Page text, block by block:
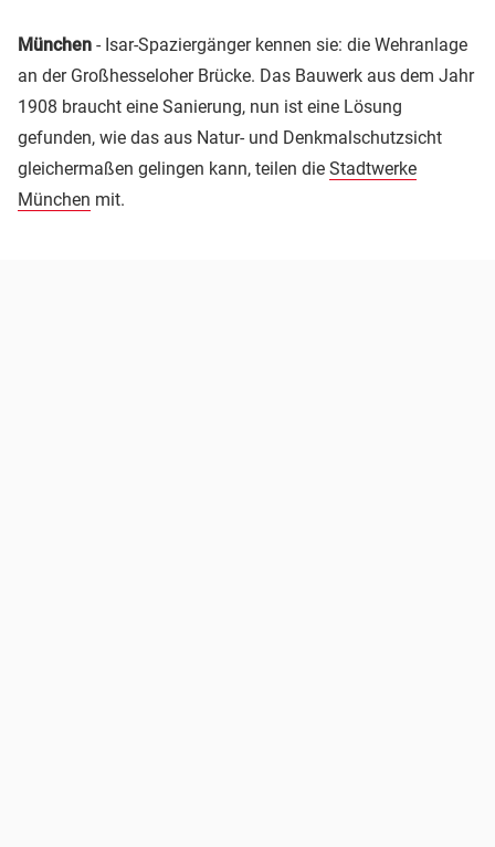
München - Isar-Spaziergänger kennen sie: die Wehranlage
an der Großhesseloher Brücke. Das Bauwerk aus dem Jahr
1908 braucht eine Sanierung, nun ist eine Lösung
gefunden, wie das aus Natur- und Denkmalschutzsicht
gleichermaßen gelingen kann, teilen die Stadtwerke
München mit.